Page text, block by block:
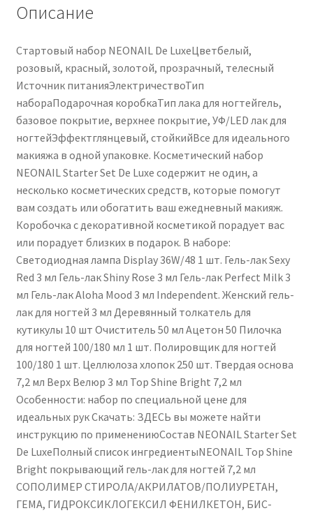
Описание
Стартовый набор NEONAIL De LuxeЦветбелый,
розовый, красный, золотой, прозрачный, телесный
Источник питанияЭлектричествоТип
набораПодарочная коробкаТип лака для ногтейгель,
базовое покрытие, верхнее покрытие, УФ/LED лак для
ногтейЭффектглянцевый, стойкийВсе для идеального
макияжа в одной упаковке. Косметический набор
NEONAIL Starter Set De Luxe содержит не один, а
несколько косметических средств, которые помогут
вам создать или обогатить ваш ежедневный макияж.
Коробочка с декоративной косметикой порадует вас
или порадует близких в подарок. В наборе:
Светодиодная лампа Display 36W/48 1 шт. Гель-лак Sexy
Red 3 мл Гель-лак Shiny Rose 3 мл Гель-лак Perfect Milk 3
мл Гель-лак Aloha Mood 3 мл Independent. Женский гель-
лак для ногтей 3 мл Деревянный толкатель для
кутикулы 10 шт Очиститель 50 мл Ацетон 50 Пилочка
для ногтей 100/180 мл 1 шт. Полировщик для ногтей
100/180 1 шт. Целлюлоза хлопок 250 шт. Твердая основа
7,2 мл Верх Велюр 3 мл Top Shine Bright 7,2 мл
Особенности: набор по специальной цене для
идеальных рук Скачать: ЗДЕСЬ вы можете найти
инструкцию по применениюСостав NEONAIL Starter Set
De LuxeПолный список ингредиентыNEONAIL Top Shine
Bright покрывающий гель-лак для ногтей 7,2 мл
СОПОЛИМЕР СТИРОЛА/АКРИЛАТОВ/ПОЛИУРЕТАН,
ГЕМА, ГИДРОКСИКЛОГЕКСИЛ ФЕНИЛКЕТОН, БИС-